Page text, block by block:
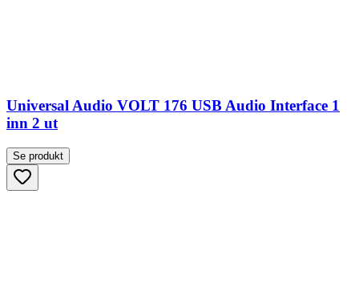
Universal Audio VOLT 176 USB Audio Interface 1
inn 2 ut
Se produkt